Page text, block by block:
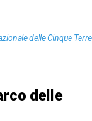
delle Cinque Terre
delle